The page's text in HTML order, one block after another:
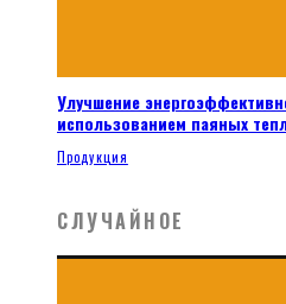
Улучшение
использованием паяных
Продукция
СЛУЧАЙНОЕ